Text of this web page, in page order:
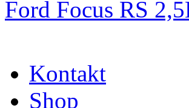
Ford Focus RS
Kontakt
Shop